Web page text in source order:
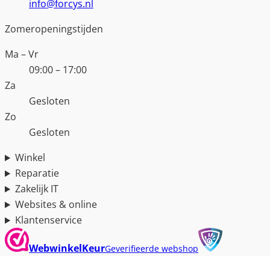
info@forcys.nl
Zomeropeningstijden
Ma – Vr
09:00 – 17:00
Za
Gesloten
Zo
Gesloten
Winkel
Reparatie
Zakelijk IT
Websites & online
Klantenservice
WebwinkelKeurGeverifieerde webshop